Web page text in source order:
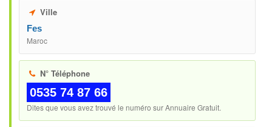
Ville
Fes
Maroc
N° Téléphone
0535 74 87 66
Dites que vous avez trouvé le numéro sur Annuaire Gratuit.